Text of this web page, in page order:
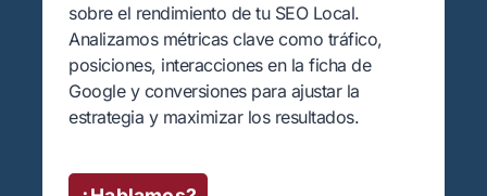
sobre el rendimiento de tu SEO Local.
Analizamos métricas clave como tráfico,
posiciones, interacciones en la ficha de
Google y conversiones para ajustar la
estrategia y maximizar los resultados.